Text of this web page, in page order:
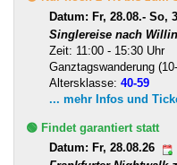
Datum: Fr, 28.08.- So,
Singlereise nach
Zeit: 11:00 - 15:30 Uhr
Ganztagswanderung
Altersklasse: 40-59
... mehr Infos und
🟢 Findet garantiert statt
Datum: Fr, 28.08.26